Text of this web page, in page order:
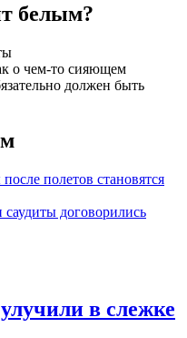
белым?
о чем-то сияющем
должен быть
полетов становятся
договорились
в слежке